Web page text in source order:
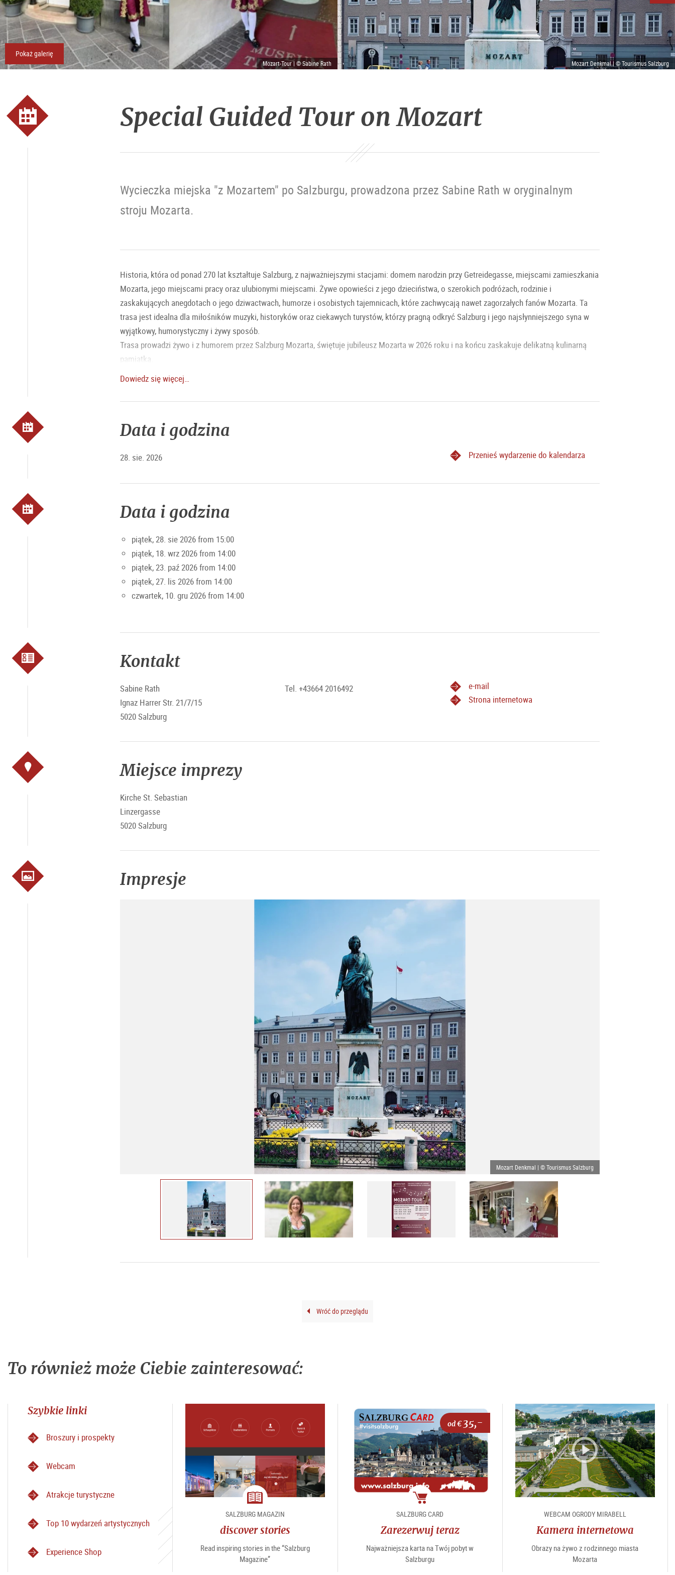
Mozart-Tour | © Sabine Rath
Pokaż galerię
Mozart Denkmal | © Tourismus Salzburg
Special Guided Tour on Mozart
Wycieczka miejska "z Mozartem" po Salzburgu, prowadzona przez Sabine Rath w oryginalnym
stroju Mozarta.
Historia, która od ponad 270 lat kształtuje Salzburg, z najważniejszymi stacjami: domem narodzin przy Getreidegasse, miejscami zamieszkania
Mozarta, jego miejscami pracy oraz ulubionymi miejscami. Żywe opowieści z jego dzieciństwa, o szerokich podróżach, rodzinie i
zaskakujących anegdotach o jego dziwactwach, humorze i osobistych tajemnicach, które zachwycają nawet zagorzałych fanów Mozarta. Ta
trasa jest idealna dla miłośników muzyki, historyków oraz ciekawych turystów, którzy pragną odkryć Salzburg i jego najsłynniejszego syna w
wyjątkowy, humorystyczny i żywy sposób.
Trasa prowadzi żywo i z humorem przez Salzburg Mozarta, świętuje jubileusz Mozarta w 2026 roku i na końcu zaskakuje delikatną kulinarną
pamiątką.
Język: niemiecki.
Czas trwania: 1,5 godziny
Miejsce spotkania: Linzergasse / Kościół św. Sebastiana
Wymagana rejestracja
Więcej informacji:www.tourguide-salzburg.com
Dowiedz się więcej…
Data i godzina
28. sie. 2026 Przenieś wydarzenie do kalendarza
Data i godzina
piątek, 28. sie 2026 from 15:00
piątek, 18. wrz 2026 from 14:00
piątek, 23. paź 2026 from 14:00
piątek, 27. lis 2026 from 14:00
czwartek, 10. gru 2026 from 14:00
Kontakt
Sabine Rath
Ignaz Harrer Str. 21/7/15
5020 Salzburg
Tel. +43664 2016492
e-mail
Strona internetowa
Miejsce imprezy
Kirche St. Sebastian
Linzergasse
5020 Salzburg
Impresje
Mozart Denkmal | © Tourismus Salzburg
Wróć do przeglądu
To również może Ciebie zainteresować:
Szybkie linki
Broszury i prospekty
Webcam
Atrakcje turystyczne
Top 10 wydarzeń artystycznych
Experience Shop
magazine
SALZBURG MAGAZIN
discover stories
Read inspiring stories in the “Salzburg
Magazine”
od €35,-
Pakiet
SALZBURG CARD
Zarezerwuj teraz
Najważniejsza karta na Twój pobyt w
Salzburgu
WEBCAM OGRODY MIRABELL
Kamera internetowa
Obrazy na żywo z rodzinnego miasta
Mozarta